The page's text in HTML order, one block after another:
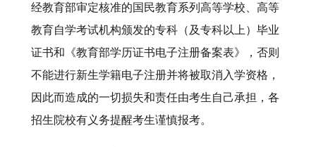
经教育部审定核准的国民教育系列高等学校、高等
教育自学考试机构颁发的专科（及专科以上）毕业
证书和《教育部学历证书电子注册备案表》，否则
不能进行新生学籍电子注册并将被取消入学资格，
因此而造成的一切损失和责任由考生自己承担，各
招生院校有义务提醒考生谨慎报考。